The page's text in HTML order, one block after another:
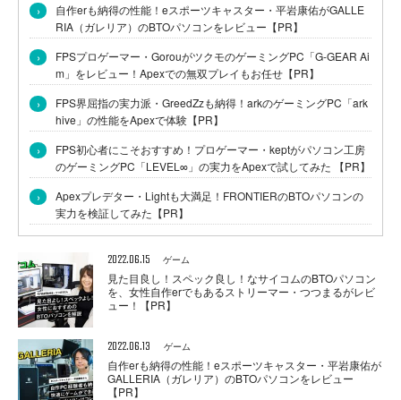
›
自作erも納得の性能！eスポーツキャスター・平岩康佑がGALLE
RIA（ガレリア）のBTOパソコンをレビュー【PR】
›
FPSプロゲーマー・GorouがツクモのゲーミングPC「G-GEAR Ai
m」をレビュー！Apexでの無双プレイもお任せ【PR】
›
FPS界屈指の実力派・GreedZzも納得！arkのゲーミングPC「ark
hive」の性能をApexで体験【PR】
›
FPS初心者にこそおすすめ！プロゲーマー・keptがパソコン工房
のゲーミングPC「LEVEL∞」の実力をApexで試してみた 【PR】
›
Apexプレデター・Lightも大満足！FRONTIERのBTOパソコンの
実力を検証してみた【PR】
2022.06.15 ゲーム
見た目良し！スペック良し！なサイコムのBTOパソコン
を、女性自作erでもあるストリーマー・つつまるがレビ
ュー！【PR】
2022.06.13 ゲーム
自作erも納得の性能！eスポーツキャスター・平岩康佑が
GALLERIA（ガレリア）のBTOパソコンをレビュー
【PR】